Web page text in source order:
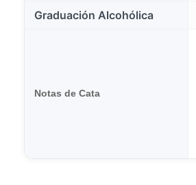
Graduación Alcohólica
Notas de Cata